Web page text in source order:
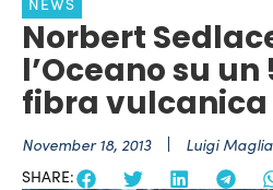
NEWS
Norbert
l’Oceano su
fibra vulcanica
November 18, 2013 Luigi
SHARE: